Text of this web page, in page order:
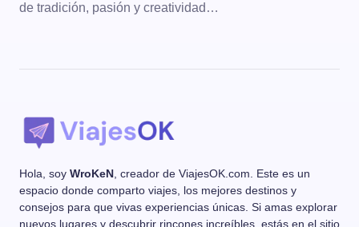
de tradición, pasión y creatividad…
Hola, soy WroKeN , creador de ViajesOK.com. Este es un
espacio donde comparto viajes, los mejores destinos y
consejos para que vivas experiencias únicas. Si amas explorar
nuevos lugares y descubrir rincones increíbles, estás en el sitio